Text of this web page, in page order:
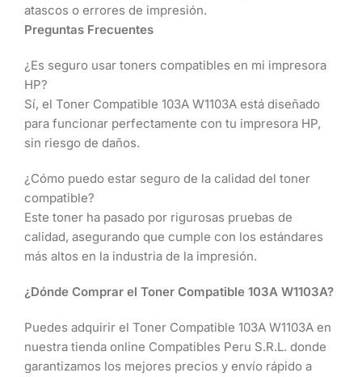
atascos o errores de impresión.
Preguntas Frecuentes
¿Es seguro usar toners compatibles en mi impresora
HP?
Sí, el Toner Compatible 103A W1103A está diseñado
para funcionar perfectamente con tu impresora HP,
sin riesgo de daños.
¿Cómo puedo estar seguro de la calidad del toner
compatible?
Este toner ha pasado por rigurosas pruebas de
calidad, asegurando que cumple con los estándares
más altos en la industria de la impresión.
¿Dónde Comprar el Toner Compatible 103A W1103A?
Puedes adquirir el Toner Compatible 103A W1103A en
nuestra tienda online Compatibles Peru S.R.L. donde
garantizamos los mejores precios y envío rápido a